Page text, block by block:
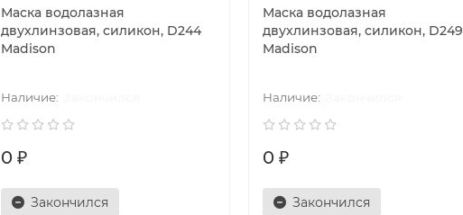
Маска водолазная
двухлинзовая, силикон, D244
Madison
0 ₽
Закончился
Маска водолазная
двухлинзовая, силикон, D249
Madison
0 ₽
Закончился